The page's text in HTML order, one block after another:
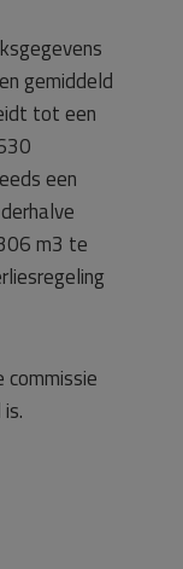
gemiddeld
tot een
een
m3 te
commissie